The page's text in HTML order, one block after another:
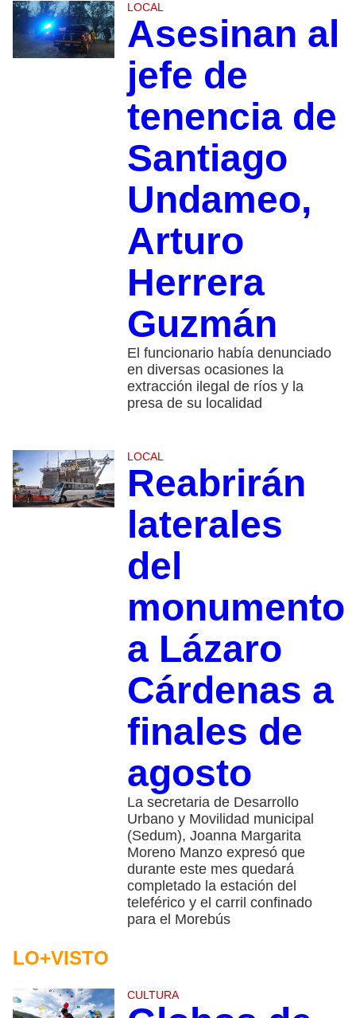
LOCAL
Asesinan al
jefe de
tenencia de
Santiago
Undameo,
Arturo
Herrera
Guzmán
El funcionario había denunciado
en diversas ocasiones la
extracción ilegal de ríos y la
presa de su localidad
LOCAL
Reabrirán
laterales
del
monumento
a Lázaro
Cárdenas a
finales de
agosto
La secretaria de Desarrollo
Urbano y Movilidad municipal
(Sedum), Joanna Margarita
Moreno Manzo expresó que
durante este mes quedará
completado la estación del
teleférico y el carril confinado
para el Morebús
LO+VISTO
CULTURA